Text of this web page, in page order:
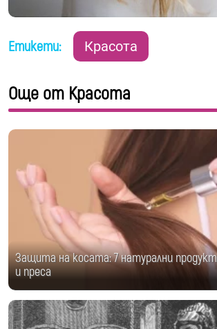
Етикети: Красота
Още от Красота
Защита на косата: 7 натурални
и преса